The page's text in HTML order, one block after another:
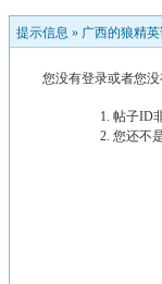
提示信息 » 广西的狼精
您没有登录或者您
帖子ID
您还不